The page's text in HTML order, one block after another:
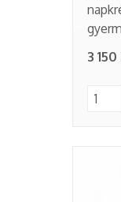
3 150